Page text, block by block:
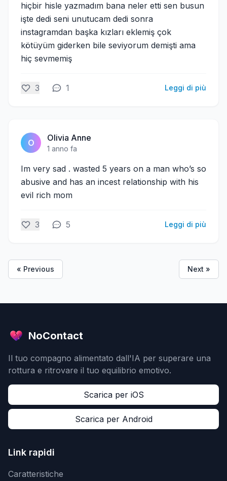
hiçbir hisle yazmadım bana neler etti sen busun
işte dedi seni unutucam dedi sonra
instagramdan başka kızları eklemiş çok
kötüyüm giderken bile seviyorum demişti ama
hiç sevmemiş
3 1 Leggi di più
O Olivia Anne
1 anno fa
Im very sad . wasted 5 years on a man who’s so
abusive and has an incest relationship with his
evil rich mom
3 5 Leggi di più
« Previous Next »
NoContact
Il tuo compagno alimentato dall'IA per superare una
rottura e ritrovare il tuo equilibrio emotivo.
Scarica per iOS
Scarica per Android
Link rapidi
Caratteristiche